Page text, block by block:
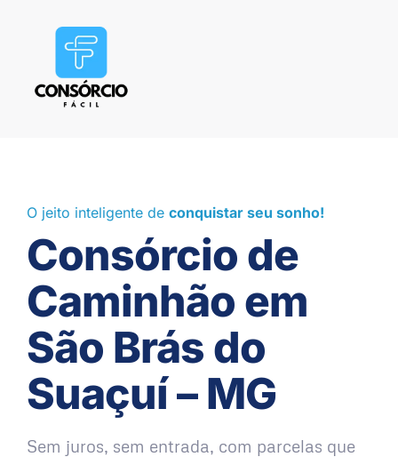
O jeito inteligente de conquistar seu sonho!
Consórcio de
Caminhão em
São Brás do
Suaçuí – MG
Sem juros, sem entrada, com parcelas que